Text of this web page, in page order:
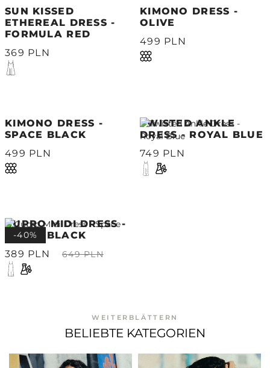
SUN KISSED
ETHEREAL DRESS -
FORMULA RED
369 PLN
KIMONO DRESS -
OLIVE
499 PLN
KIMONO DRESS -
SPACE BLACK
499 PLN
TWISTED ANKLE
DRESS - ROYAL BLUE
749 PLN
CUPRO MIDI DRESS -
SPACE BLACK
389 PLN
649 PLN
-40%
WEITERBLÄTTERN
BELIEBTE KATEGORIEN